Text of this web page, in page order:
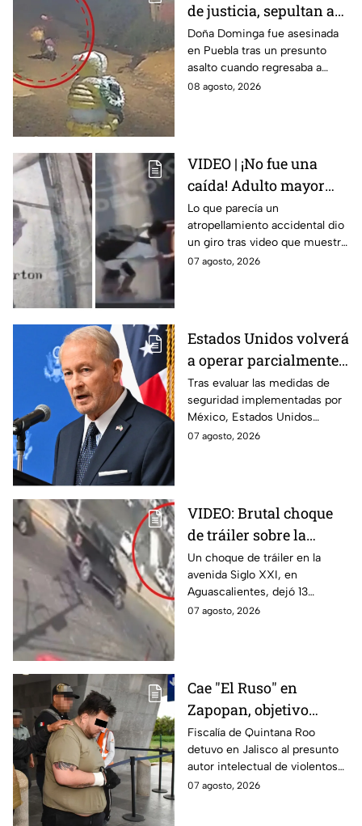
de justicia, sepultan a
doña Dominga, la
abuelita asesinada tras
asalto en Amozoc,
Puebla
Doña Dominga fue asesinada
en Puebla tras un presunto
asalto cuando regresaba a
casa; familiares y amigos la
08 agosto, 2026
VIDEO | ¡No fue una
caída! Adulto mayor
muere atropellado por
tráiler; joven lo empujó
en Monterrey
Lo que parecía un
atropellamiento accidental dio
un giro tras video que muestra
cómo un joven empujó a
07 agosto, 2026
Estados Unidos volverá
a operar parcialmente
en Michoacán tras
suspensión por
motivos de seguridad
Tras evaluar las medidas de
seguridad implementadas por
México, Estados Unidos
reanudará parcialmente sus
07 agosto, 2026
VIDEO: Brutal choque
de tráiler sobre la
avenida Siglo XXI en
Aguascalientes deja
varios heridos y
destrozos
Un choque de tráiler en la
avenida Siglo XXI, en
Aguascalientes, dejó 13
heridos y varios vehículos
07 agosto, 2026
Cae "El Ruso" en
Zapopan, objetivo
prioritario en Playa del
Carmen
Fiscalía de Quintana Roo
detuvo en Jalisco al presunto
autor intelectual de violentos
ataques en fraccionamientos
07 agosto, 2026